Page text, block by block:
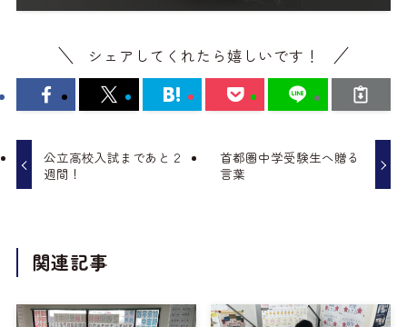
シェアしてくれたら嬉しいです！
公立高校入試まであと２
週間！
首都圏中学受験生へ贈る
言葉
関連記事